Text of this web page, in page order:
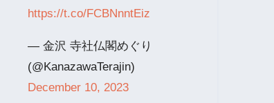
https://t.co/FCBNnntEiz
— 金沢 寺社仏閣めぐり
(@KanazawaTerajin)
December 10, 2023